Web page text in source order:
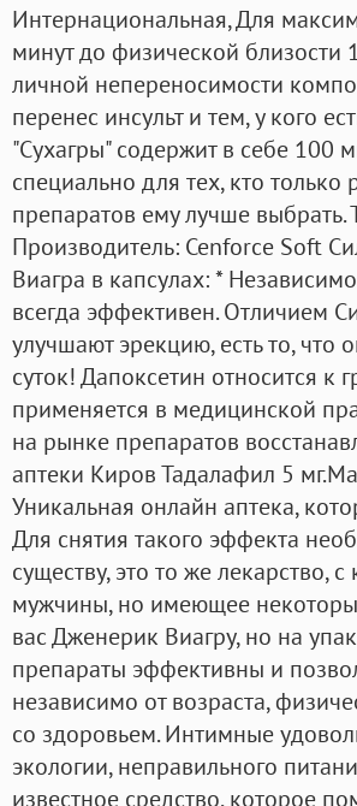
Интернациональная, Для
минут до физической близости
личной непереносимости
перенес инсульт и тем, у кого
"Сухагры" содержит в себе 100
специально для тех, кто
препаратов ему лучше
Производитель: Cenforce Soft
Виагра в капсулах: *
всегда эффективен. Отличием
улучшают эрекцию, есть то, что
суток! Дапоксетин относится к
применяется в медицинской
на рынке препаратов
аптеки Киров Тадалафил 5
Уникальная онлайн аптека,
Для снятия такого эффекта
существу, это то же
мужчины, но имеющее
вас Дженерик Виагру, но на
препараты эффективны и
независимо от возраста,
со здоровьем. Интимные
экологии, неправильного
известное средство, которое